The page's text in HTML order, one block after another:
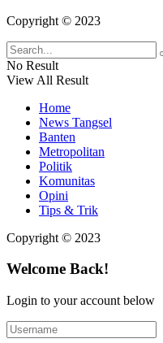
Copyright © 2023
No Result
View All Result
Home
News Tangsel
Banten
Metropolitan
Politik
Komunitas
Opini
Tips & Trik
Copyright © 2023
Welcome Back!
Login to your account below